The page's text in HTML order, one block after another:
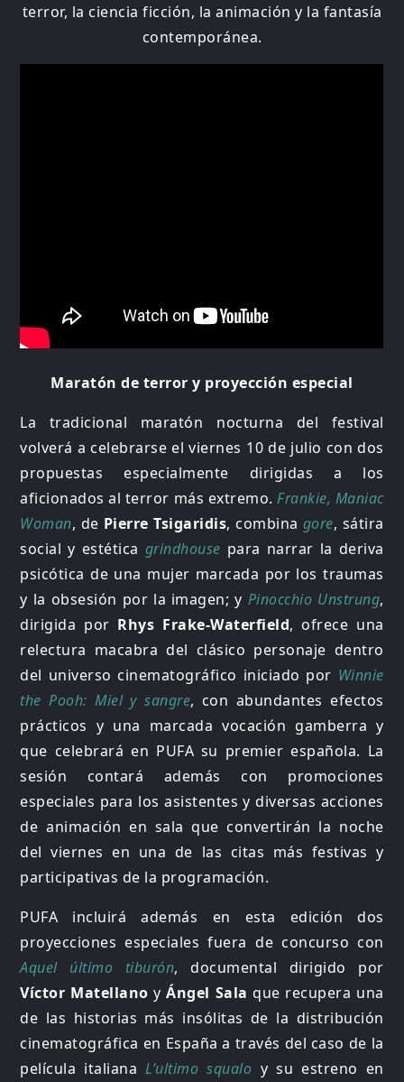
terror, la ciencia ficción, la animación y la fantasía
contemporánea.
Maratón de terror y proyección especial
La tradicional maratón nocturna del festival
volverá a celebrarse el viernes 10 de julio con dos
propuestas especialmente dirigidas a los
aficionados al terror más extremo.Frankie, Maniac
Woman, de Pierre Tsigaridis, combina gore, sátira
social y estética grindhouse para narrar la deriva
psicótica de una mujer marcada por los traumas
y la obsesión por la imagen; y Pinocchio Unstrung,
dirigida por Rhys Frake-Waterfield, ofrece una
relectura macabra del clásico personaje dentro
del universo cinematográfico iniciado por Winnie
the Pooh: Miel y sangre, con abundantes efectos
prácticos y una marcada vocación gamberra y
que celebrará en PUFA su premier española. La
sesión contará además con promociones
especiales para los asistentes y diversas acciones
de animación en sala que convertirán la noche
del viernes en una de las citas más festivas y
participativas de la programación.
PUFA incluirá además en esta edición dos
proyecciones especiales fuera de concurso con
Aquel último tiburón, documental dirigido por
Víctor Matellano yÁngel Sala que recupera una
de las historias más insólitas de la distribución
cinematográfica en España a través del caso de la
película italianaL’ultimo squalo y su estreno en